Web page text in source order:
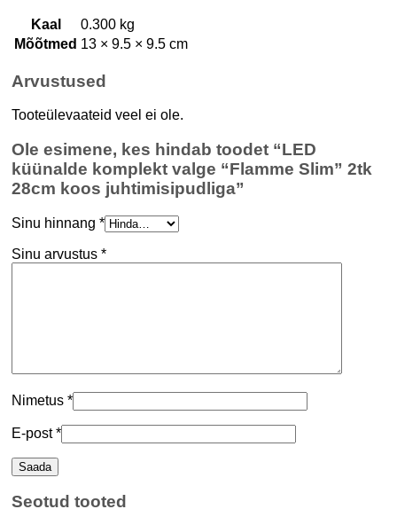
Kaal
0.300 kg
Mõõtmed 13 × 9.5 × 9.5 cm
Arvustused
Tooteülevaateid veel ei ole.
Ole esimene, kes hindab toodet “LED
küünalde komplekt valge “Flamme Slim” 2tk
28cm koos juhtimisipudliga”
Sinu hinnang *
Sinu arvustus *
Nimetus *
E-post*
Seotud tooted